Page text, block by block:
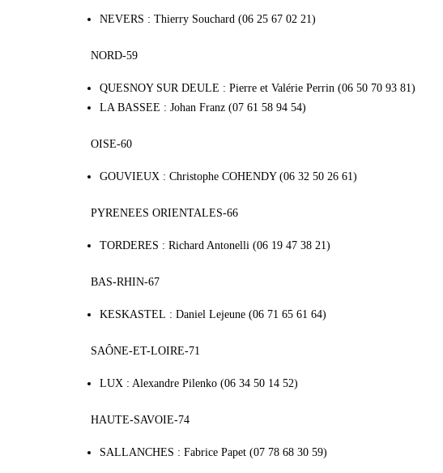
NEVERS : Thierry Souchard (06 25 67 02 21)
NORD-59
QUESNOY SUR DEULE : Pierre et Valérie Perrin (06 50 70 93 81)
LA BASSEE : Johan Franz (07 61 58 94 54)
OISE-60
GOUVIEUX : Christophe COHENDY (06 32 50 26 61)
PYRENEES ORIENTALES-66
TORDERES : Richard Antonelli (06 19 47 38 21)
BAS-RHIN-67
KESKASTEL : Daniel Lejeune (06 71 65 61 64)
SAÔNE-ET-LOIRE-71
LUX : Alexandre Pilenko (06 34 50 14 52)
HAUTE-SAVOIE-74
SALLANCHES : Fabrice Papet (07 78 68 30 59)